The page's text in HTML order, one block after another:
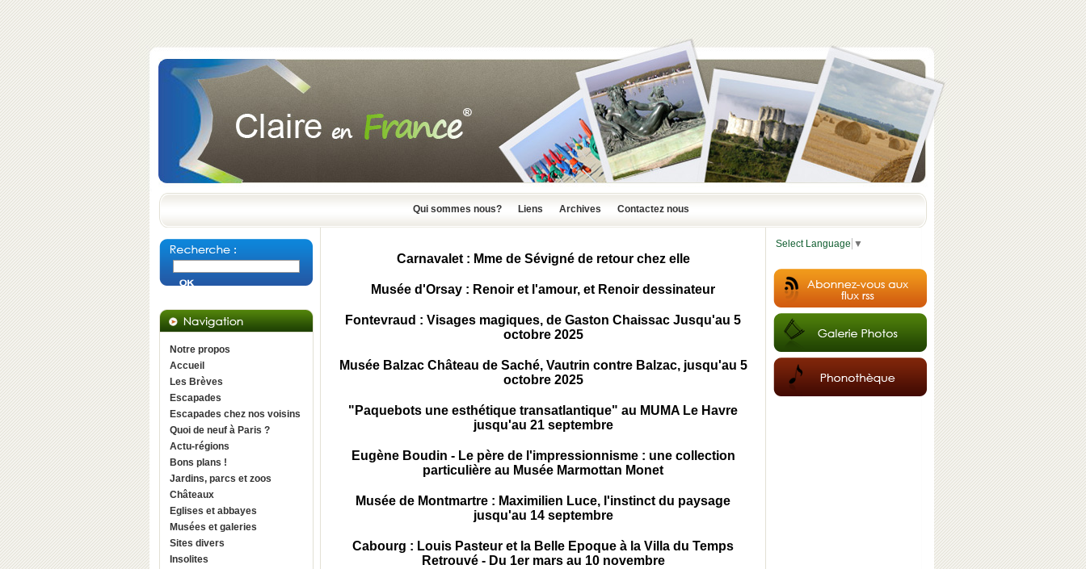
Qui sommes nous? Liens Archives Contactez nous
Notre propos
Accueil
Les Brèves
Escapades
Escapades chez nos voisins
Quoi de neuf à Paris ?
Actu-régions
Bons plans !
Jardins, parcs et zoos
Châteaux
Eglises et abbayes
Musées et galeries
Sites divers
Insolites
Carnavalet : Mme de Sévigné de retour chez elle
Musée d'Orsay : Renoir et l'amour, et Renoir dessinateur
Fontevraud : Visages magiques, de Gaston Chaissac Jusqu'au 5
octobre 2025
Musée Balzac Château de Saché, Vautrin contre Balzac, jusqu'au 5
octobre 2025
"Paquebots une esthétique transatlantique" au MUMA Le Havre
jusqu'au 21 septembre
Eugène Boudin - Le père de l'impressionnisme : une collection
particulière au Musée Marmottan Monet
Musée de Montmartre : Maximilien Luce, l'instinct du paysage
jusqu'au 14 septembre
Cabourg : Louis Pasteur et la Belle Epoque à la Villa du Temps
Retrouvé - Du 1er mars au 10 novembre
Select Language ▼